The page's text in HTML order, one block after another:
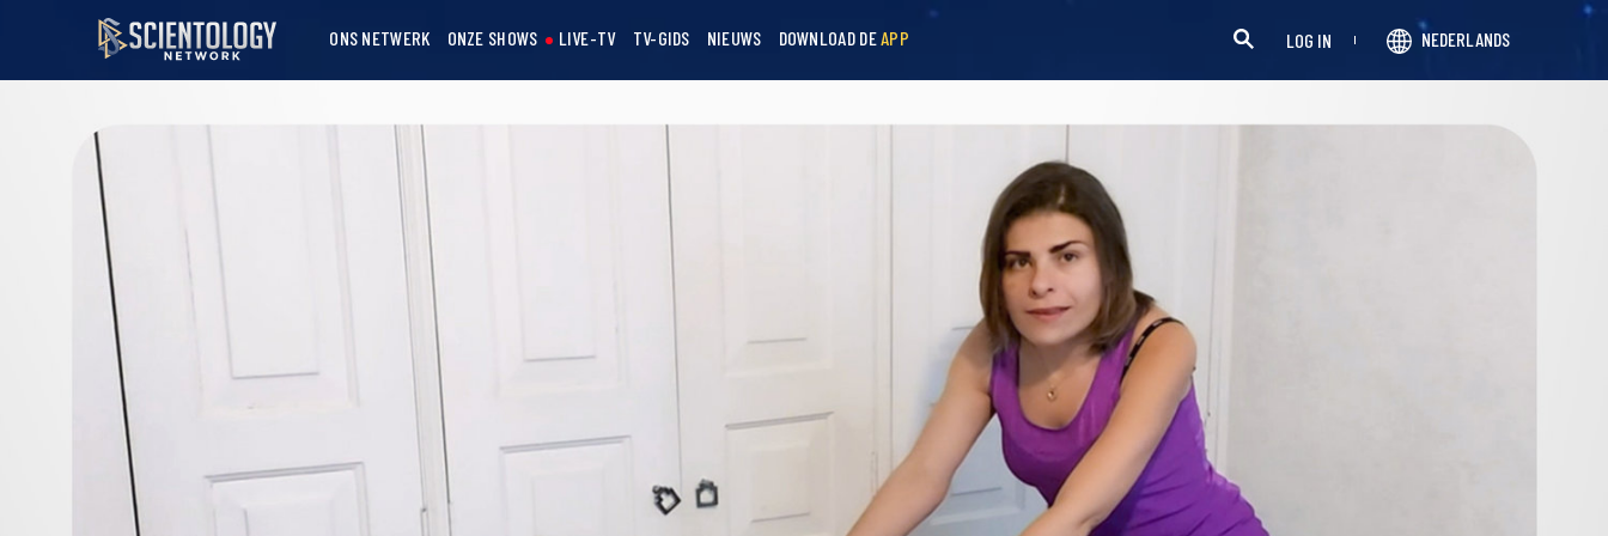
ONS NETWERK ONZE SHOWS LIVE-TV TV-GIDS NIEUWS DOWNLOAD DEAPP LOG IN NEDERLANDS